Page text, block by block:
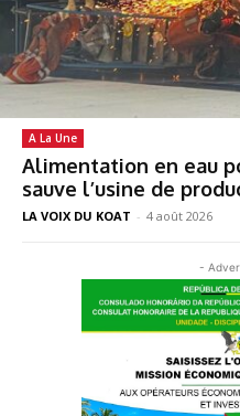
A La Une
Alimentation en eau
sauve l’usine de
LA VOIX DU KOAT - 4 août 2026
-